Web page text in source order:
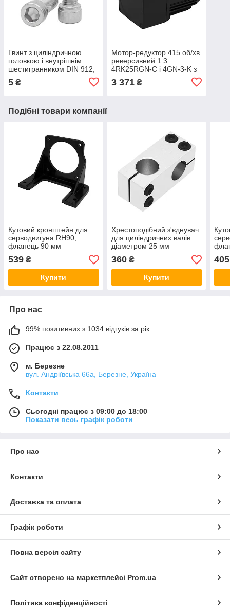
Гвинт з циліндричною
головкою і внутрішнім
шестигранником DIN 912,
5 ₴
Мотор-редуктор 415 об/хв
реверсивний 1:3
4RK25RGN-C і 4GN-3-K з
регульованою швидкістю
3 371₴
Подібні товари компанії
Кутовий кронштейн для
серводвигуна RH90,
фланець 90 мм
539 ₴
Купити
Хрестоподібний з'єднувач
для циліндричних валів
діаметром 25 мм
СС25х25, хрестовий
затискач кронштейн
360₴
Купити
405
Про нас
99% позитивних з 1034 відгуків за рік
Працює з 22.08.2011
м. Березне
вул. Андріївська 66а, Березне, Україна
Контакти
Сьогодні працює з 09:00 до 18:00
Показати весь графік роботи
Про нас
Контакти
Доставка та оплата
Графік роботи
Повна версія сайту
Сайт створено на маркетплейсі Prom.ua
Політика конфіденційності